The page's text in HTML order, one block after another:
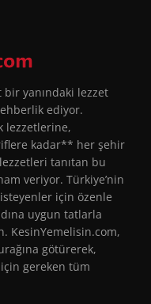
bir yanındaki lezzet
ediyor.
lezzetlerine,
kadar** her şehir
tanıtan bu
veriyor. Türkiye’nin
için özenle
uygun tatlarla
KesinYemelisin.com,
götürerek,
gereken tüm